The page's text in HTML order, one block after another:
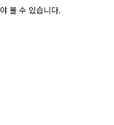
볼 수 있습니다.